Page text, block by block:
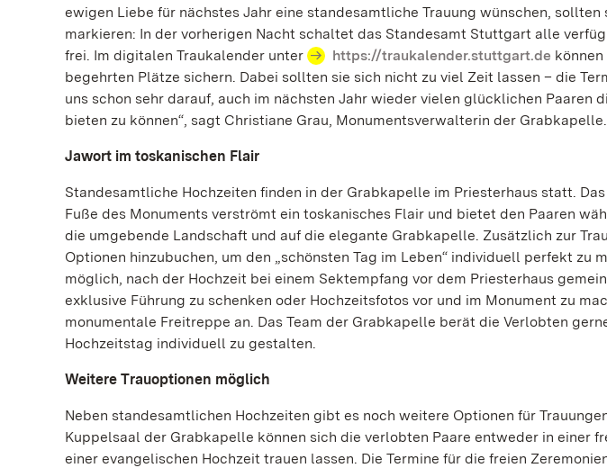
ewigen Liebe für nächstes Jahr eine standesamtliche Trauung wünschen, sollten
markieren: In der vorherigen Nacht schaltet das Standesamt Stuttgart alle
frei. Im digitalen Traukalender unter
https://traukalender.stuttgart.de
begehrten Plätze sichern. Dabei sollten sie sich nicht zu viel Zeit lassen – die
uns schon sehr darauf, auch im nächsten Jahr wieder vielen glücklichen Paaren
bieten zu können“, sagt Christiane Grau, Monumentsverwalterin der Grabkapelle.
Jawort im toskanischen Flair
Standesamtliche Hochzeiten finden in der Grabkapelle im Priesterhaus statt.
Fuße des Monuments verströmt ein toskanisches Flair und bietet den Paaren
die umgebende Landschaft und auf die elegante Grabkapelle. Zusätzlich zur
Optionen hinzubuchen, um den „schönsten Tag im Leben“ individuell perfekt zu
möglich, nach der Hochzeit bei einem Sektempfang vor dem Priesterhaus
exklusive Führung zu schenken oder Hochzeitsfotos vor und im Monument zu
monumentale Freitreppe an. Das Team der Grabkapelle berät die Verlobten
Hochzeitstag individuell zu gestalten.
Weitere Trauoptionen möglich
Neben standesamtlichen Hochzeiten gibt es noch weitere Optionen für
Kuppelsaal der Grabkapelle können sich die verlobten Paare entweder in einer
einer evangelischen Hochzeit trauen lassen. Die Termine für die freien